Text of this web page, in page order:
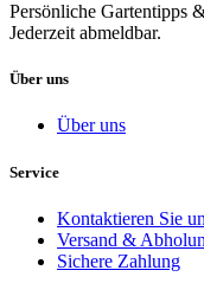
Persönliche Gartentipps
Jederzeit abmeldbar.
Über uns
Über uns
Service
Kontaktieren Sie
Versand &
Sichere Zahlung